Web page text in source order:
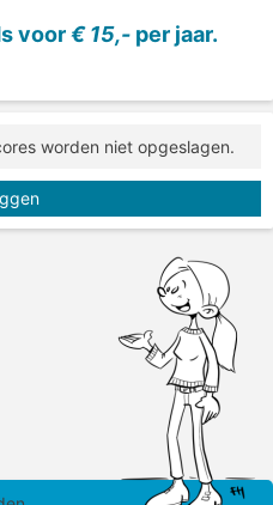
voor€ 15,- per jaar.
worden niet opgeslagen.